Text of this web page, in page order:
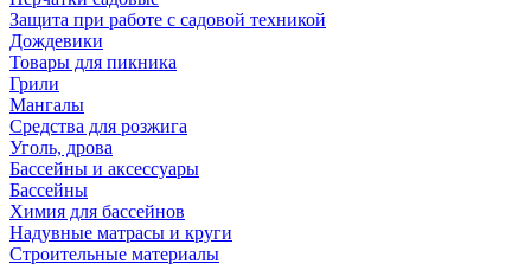
Защита при работе с садовой техникой
Дождевики
Товары для пикника
Грили
Мангалы
Средства для розжига
Уголь, дрова
Бассейны и аксессуары
Бассейны
Химия для бассейнов
Надувные матрасы и круги
Строительные материалы